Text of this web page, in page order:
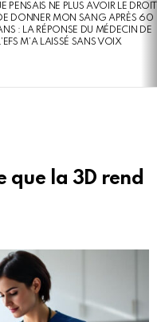
PENSAIS NE PLUS AVOIR LE DROIT
DONNER MON SANG APRÈS 60
: LA RÉPONSE DU MÉDECIN DE
M’A LAISSÉ SANS VOIX
que la 3D rend